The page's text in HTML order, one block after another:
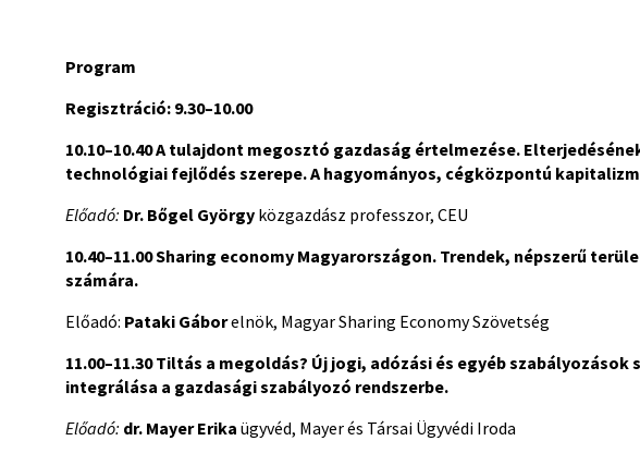
Program
Regisztráció: 9.30­–10.00
10.10–10.40A tulajdont megosztó gazdaság értelmezése.
technológiai fejlődés szerepe. A hagyományos, cégközpontú
Előadó: Dr. Bőgel György közgazdász professzor, CEU
10.40–11.00Sharing economy Magyarországon. Trendek, népszerű
számára.
Előadó: Pataki Gáborelnök, Magyar Sharing Economy Szövetség
11.00–11.30Tiltás a megoldás? Új jogi, adózási és egyéb
integrálása a gazdasági szabályozó rendszerbe.
Előadó: dr. Mayer Erika ügyvéd, Mayer és Társai Ügyvédi Iroda